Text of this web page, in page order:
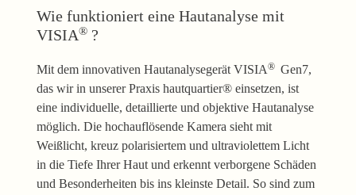
Wie funktioniert eine Hautanalyse mit
VISIA® ?
Mit dem innovativen Hautanalysegerät VISIA® Gen7,
das wir in unserer Praxis hautquartier® einsetzen, ist
eine individuelle, detaillierte und objektive Hautanalyse
möglich. Die hochauflösende Kamera sieht mit
Weißlicht, kreuz polarisiertem und ultraviolettem Licht
in die Tiefe Ihrer Haut und erkennt verborgene Schäden
und Besonderheiten bis ins kleinste Detail. So sind zum